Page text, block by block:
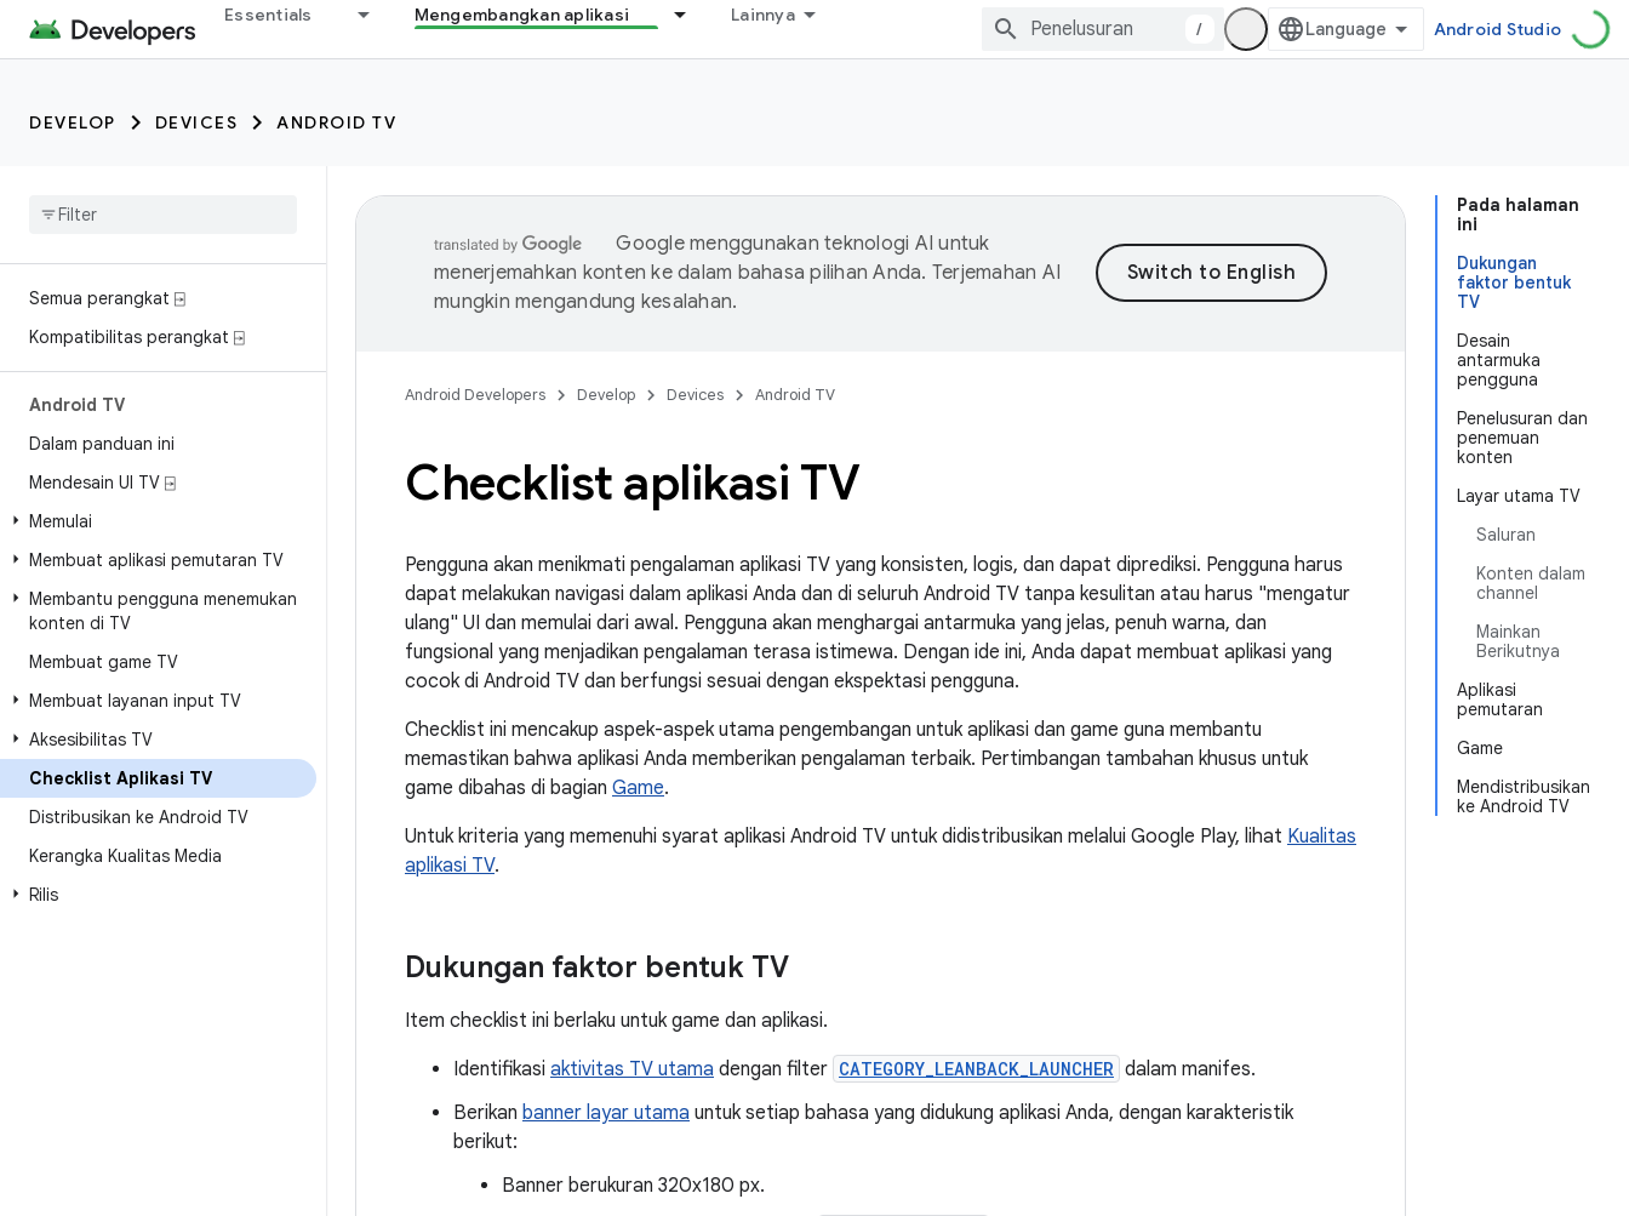
Essentials Mengembangkan aplikasi Lainnya
/ Android Studio
DEVELOP DEVICES ANDROID TV
Semua perangkat ⍈
Kompatibilitas perangkat ⍈
Android TV
Dalam panduan ini
Mendesain UI TV ⍈
Memulai
Membuat aplikasi pemutaran TV
Membantu pengguna menemukan
konten di TV
Membuat game TV
Membuat layanan input TV
Aksesibilitas TV
Checklist Aplikasi TV
Distribusikan ke Android TV
Kerangka Kualitas Media
Rilis
Pada halaman
ini
Dukungan
faktor bentuk
TV
Desain
antarmuka
pengguna
Penelusuran dan
penemuan
konten
Layar utama TV
Saluran
Konten dalam
channel
Mainkan
Berikutnya
Aplikasi
pemutaran
Game
Mendistribusikan
ke Android TV
Google menggunakan teknologi AI untuk
menerjemahkan konten ke dalam bahasa pilihan Anda. Terjemahan AI
mungkin mengandung kesalahan.
Android Developers Develop Devices Android TV
Checklist aplikasi TV
Pengguna akan menikmati pengalaman aplikasi TV yang konsisten, logis, dan dapat diprediksi. Pengguna harus
dapat melakukan navigasi dalam aplikasi Anda dan di seluruh Android TV tanpa kesulitan atau harus "mengatur
ulang" UI dan memulai dari awal. Pengguna akan menghargai antarmuka yang jelas, penuh warna, dan
fungsional yang menjadikan pengalaman terasa istimewa. Dengan ide ini, Anda dapat membuat aplikasi yang
cocok di Android TV dan berfungsi sesuai dengan ekspektasi pengguna.
Checklist ini mencakup aspek-aspek utama pengembangan untuk aplikasi dan game guna membantu
memastikan bahwa aplikasi Anda memberikan pengalaman terbaik. Pertimbangan tambahan khusus untuk
game dibahas di bagian Game.
Untuk kriteria yang memenuhi syarat aplikasi Android TV untuk didistribusikan melalui Google Play, lihat Kualitas
aplikasi TV.
Dukungan faktor bentuk TV
Item checklist ini berlaku untuk game dan aplikasi.
Identifikasi aktivitas TV utama dengan filter CATEGORY_LEANBACK_LAUNCHER dalam manifes.
Berikan banner layar utama untuk setiap bahasa yang didukung aplikasi Anda, dengan karakteristik
berikut:
Banner berukuran 320x180 px.